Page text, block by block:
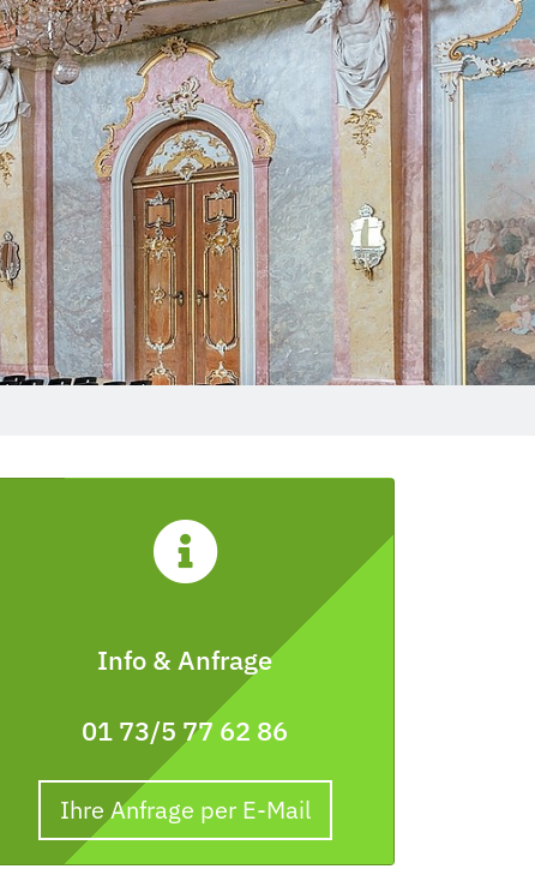
Info & Anfrage
01 73/5 77 62 86
Ihre Anfrage per E-Mail